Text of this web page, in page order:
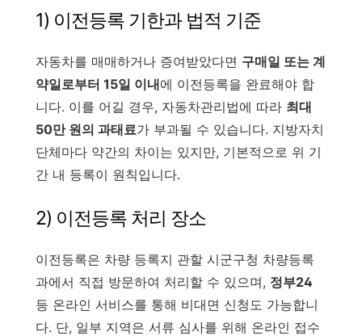
1) 이전등록 기한과 법적 기준
자동차를 매매하거나 증여받았다면 구매일 또는 계
약일로부터 15일 이내에 이전등록을 완료해야 합
니다. 이를 어길 경우, 자동차관리법에 따라 최대
50만 원의 과태료가 부과될 수 있습니다. 지방자치
단체마다 약간의 차이는 있지만, 기본적으로 위 기
간 내 등록이 원칙입니다.
2) 이전등록 처리 장소
이전등록은 차량 등록지 관할 시군구청 차량등록
과에서 직접 방문하여 처리할 수 있으며, 정부24
등 온라인 서비스를 통해 비대면 신청도 가능합니
다. 단, 일부 지역은 서류 심사를 위해 온라인 접수